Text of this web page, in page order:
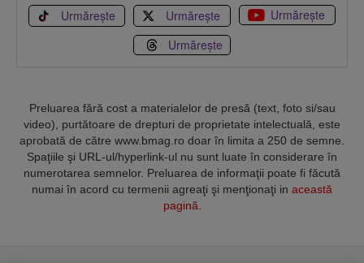
Urmărește Urmărește
Urmărește
Urmărește
Preluarea fără cost a materialelor de presă (text, foto si/sau
video), purtătoare de drepturi de proprietate intelectuală, este
aprobată de către www.bmag.ro doar în limita a 250 de semne.
Spaţiile şi URL-ul/hyperlink-ul nu sunt luate în considerare în
numerotarea semnelor. Preluarea de informaţii poate fi făcută
numai în acord cu termenii agreaţi şi menţionaţi in această
pagină.